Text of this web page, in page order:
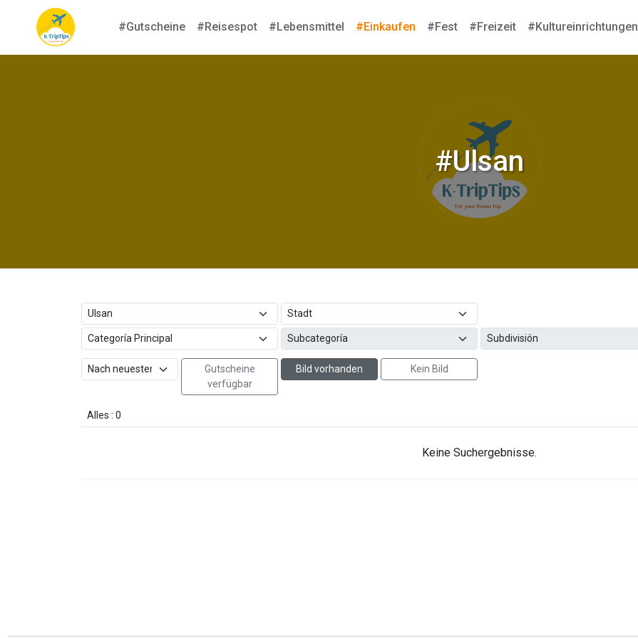
#Gutscheine #Reisespot #Lebensmittel #Einkaufen #Fest #Freizeit #Kultureinrichtungen
#Ulsan
Gutscheine
verfügbar
Bild vorhanden Kein Bild
Alles : 0
Keine Suchergebnisse.